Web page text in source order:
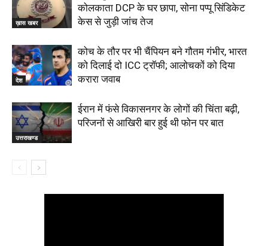
ख़ास खबर
कोलकाता DCP के घर छापा, सोना पप्पू सिंडिकेट
केस से जुड़ी जांच तेज
देश
कोच के तौर पर भी चैंपियन बने गौतम गंभीर, भारत
को दिलाई दो ICC ट्रॉफी; आलोचकों को दिया
करारा जवाब
उत्तराखण्ड
ईरान में फंसे विकासनगर के लोगों की चिंता बढ़ी,
परिजनों से आखिरी बार हुई थी फोन पर बात